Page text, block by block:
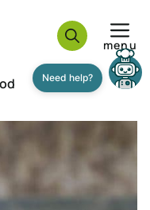
menu